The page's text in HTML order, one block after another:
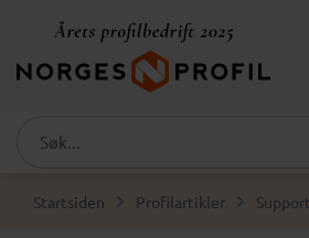
Startsiden Profilartikler